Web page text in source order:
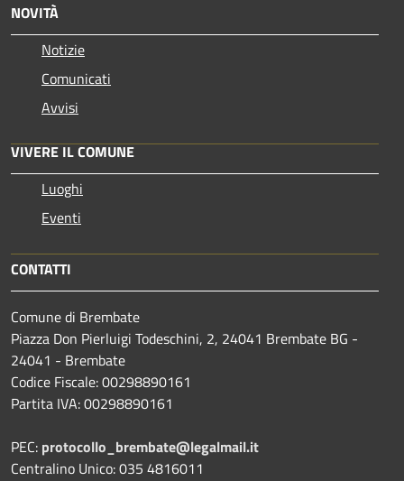
NOVITÀ
Notizie
Comunicati
Avvisi
VIVERE IL COMUNE
Luoghi
Eventi
CONTATTI
Comune di Brembate
Piazza Don Pierluigi Todeschini, 2, 24041 Brembate BG -
24041 - Brembate
Codice Fiscale: 00298890161
Partita IVA: 00298890161
PEC: protocollo_brembate@legalmail.it
Centralino Unico: 035 4816011